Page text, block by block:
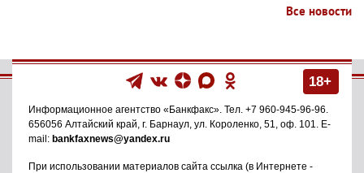
Все новости
18+
Информационное агентство «Банкфакс» . Тел. +7 960-945-96-96
656056 Алтайский край, г. Барнаул ул. Короленко, 51, оф. 101
. E-
mail: bankfaxnews@yandex.ru
При использовании материалов сайта ссылка (в Интернете -